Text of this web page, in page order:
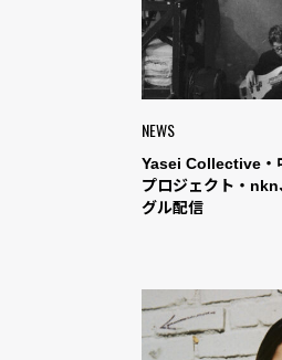
NEWS
Yasei Collective・
プロジェクト・
グル配信